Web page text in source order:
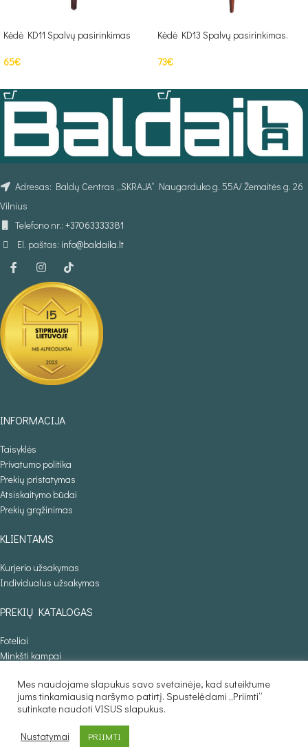
Kėdė KD11 Spalvų pasirinkimas
65€
Kėdė KD13 Spalvų pasirinkimas.
73€
Adresas: Baldų Centras „SKRAJA“ Naugarduko g. 55A/ Žemaitės g. 26
Vilnius
Telefono nr.: +37063333381
El. paštas: info@baldaila.lt
INFORMACIJA
Taisyklės
Privatumo politika
Prekių pristatymas
Atsiskaitymo būdai
Prekių grąžinimas
KLIENTAMS
Kurjerio užsakymas
Individualus užsakymas
PREKIŲ KATALOGAS
Foteliai
Minkšti kampai
Sofos lovos
Stalai
Baldaila.lt © 2025
Mes naudojame slapukus savo svetainėje, kad suteiktume
jums tinkamiausią naršymo patirtį. Spustelėdami „Priimti“
sutinkate naudoti VISUS slapukus.
Nustatymai PRIIMTI